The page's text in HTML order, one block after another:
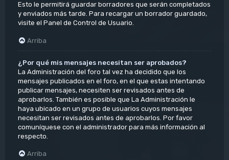
Esto le permitirá guardar borradores que serán completados
y enviados más tarde. Para recargar un borrador guardado,
visite el Panel de Control de Usuario.
Arriba
¿Por qué mis mensajes necesitan ser aprobados?
La Administración del foro tal vez ha decidido que los
mensajes publicados en el foro, en el que estas intentando
publicar mensajes, necesiten ser revisados antes de
aprobarlos. También es posible que La Administración le
haya ubicado en un grupo de usuarios cuyos mensajes
necesitan ser revisados antes de aprobarlos. Por favor
comuníquese con el administrador para más información al
respecto.
Arriba